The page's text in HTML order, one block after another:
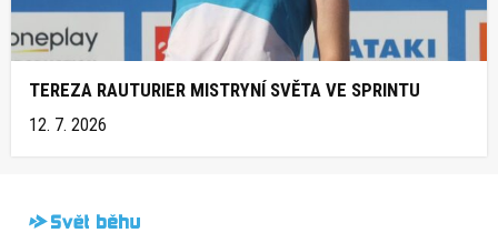
TEREZA RAUTURIER MISTRYNÍ SVĚTA VE SPRINTU
12. 7. 2026